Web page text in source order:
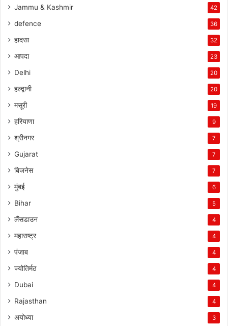
Jammu & Kashmir 42
defence 36
हादसा 32
आपदा 23
Delhi 20
हल्द्वानी 20
मसूरी 19
हरियाणा 9
श्रीनगर 7
Gujarat 7
बिजनेस 7
मुंबई 6
Bihar 5
लैंसडाउन 4
महाराष्ट्र 4
पंजाब 4
ज्योतिर्मठ 4
Dubai 4
Rajasthan 4
अयोध्या 3